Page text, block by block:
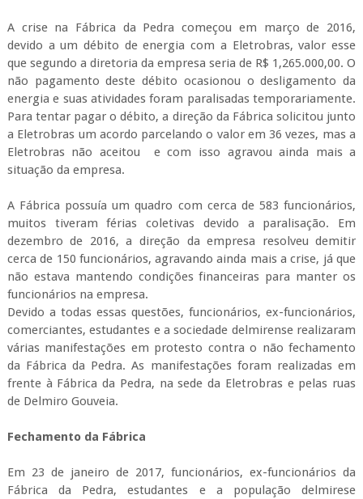
A crise na Fábrica da Pedra começou em março de 2016,
devido a um débito de energia com a Eletrobras, valor esse
que segundo a diretoria da empresa seria de R$ 1,265.000,00. O
não pagamento deste débito ocasionou o desligamento da
energia e suas atividades foram paralisadas temporariamente.
Para tentar pagar o débito, a direção da Fábrica solicitou junto
a Eletrobras um acordo parcelando o valor em 36 vezes, mas a
Eletrobras não aceitou e com isso agravou ainda mais a
situação da empresa.
A Fábrica possuía um quadro com cerca de 583 funcionários,
muitos tiveram férias coletivas devido a paralisação. Em
dezembro de 2016, a direção da empresa resolveu demitir
cerca de 150 funcionários, agravando ainda mais a crise, já que
não estava mantendo condições financeiras para manter os
funcionários na empresa.
Devido a todas essas questões, funcionários, ex-funcionários,
comerciantes, estudantes e a sociedade delmirense realizaram
várias manifestações em protesto contra o não fechamento
da Fábrica da Pedra. As manifestações foram realizadas em
frente à Fábrica da Pedra, na sede da Eletrobras e pelas ruas
de Delmiro Gouveia.
Fechamento da Fábrica
Em 23 de janeiro de 2017, funcionários, ex-funcionários da
Fábrica da Pedra, estudantes e a população delmirese